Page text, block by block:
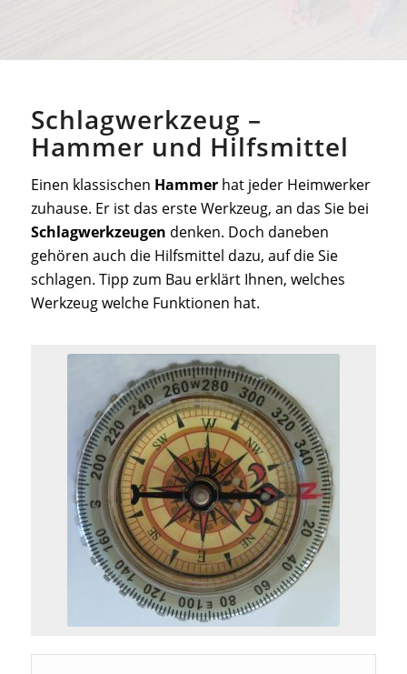
Schlagwerkzeug –
Hammer und Hilfsmittel
Einen klassischen Hammerhat jeder Heimwerker
zuhause. Er ist das erste Werkzeug, an das Sie bei
Schlagwerkzeugen denken. Doch daneben
gehören auch die Hilfsmittel dazu, auf die Sie
schlagen. Tipp zum Bau erklärt Ihnen, welches
Werkzeug welche Funktionen hat.